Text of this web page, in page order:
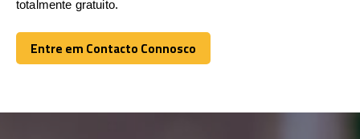
totalmente gratuito.
Entre em Contacto Connosco
Entre em Contacto Connosco